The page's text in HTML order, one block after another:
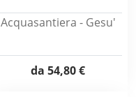
Acquasantiera - Gesu'
da 54,80 €